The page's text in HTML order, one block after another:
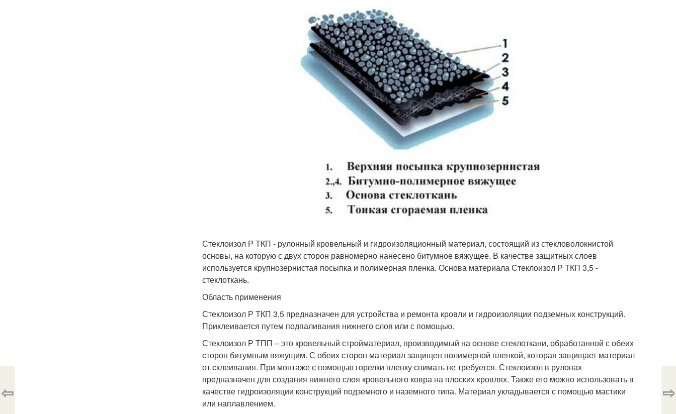
Стеклоизол Р ТКП - рулонный кровельный и гидроизоляционный материал, состоящий из стекловолокнистой
основы, на которую с двух сторон равномерно нанесено битумное вяжущее. В качестве защитных слоев
используется крупнозернистая посыпка и полимерная пленка. Основа материала Стеклоизол Р ТКП 3,5 -
стеклоткань.
Область применения
Стеклоизол Р ТКП 3,5 предназначен для устройства и ремонта кровли и гидроизоляции подземных конструкций.
Приклеивается путем подпаливания нижнего слоя или с помощью.
Стеклоизол Р ТПП – это кровельный стройматериал, производимый на основе стеклоткани, обработанной с обеих
сторон битумным вяжущим. С обеих сторон материал защищен полимерной пленкой, которая защищает материал
от склеивания. При монтаже с помощью горелки пленку снимать не требуется. Стеклоизол в рулонах
предназначен для создания нижнего слоя кровельного ковра на плоских кровлях. Также его можно использовать в
качестве гидроизоляции конструкций подземного и наземного типа. Материал укладывается с помощью мастики
или наплавлением.
⇦ ⇨